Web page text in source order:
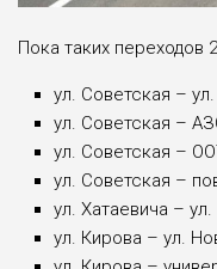
Пока таких переходов
ул. Советская –
ул. Советская –
ул. Советская –
ул. Советская –
ул. Хатаевича –
ул. Кирова – ул.